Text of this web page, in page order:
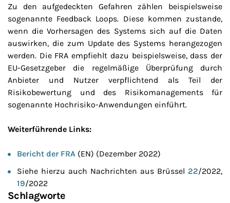
Zu den aufgedeckten Gefahren zählen beispielsweise
sogenannte Feedback Loops. Diese kommen zustande,
wenn die Vorhersagen des Systems sich auf die Daten
auswirken, die zum Update des Systems herangezogen
werden. Die FRA empfiehlt dazu beispielsweise, dass der
EU-Gesetzgeber die regelmäßige Überprüfung durch
Anbieter und Nutzer verpflichtend als Teil der
Risikobewertung und des Risikomanagements für
sogenannte Hochrisiko-Anwendungen einführt.
Weiterführende Links:
Bericht der FRA (EN) (Dezember 2022)
Siehe hierzu auch Nachrichten aus Brüssel 22/2022,
19/2022
Schlagworte